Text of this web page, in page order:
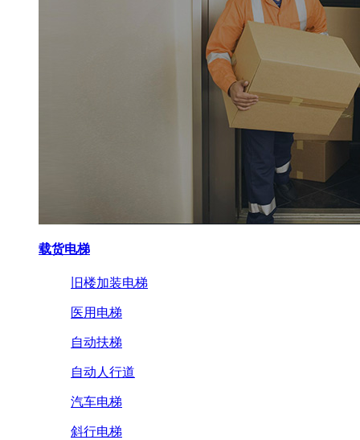
载货电梯
旧楼加装电梯
医用电梯
自动扶梯
自动人行道
汽车电梯
斜行电梯